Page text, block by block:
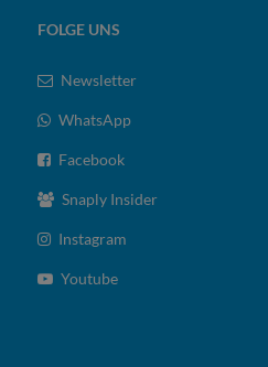
FOLGE UNS
Newsletter
WhatsApp
Facebook
Snaply Insider
Instagram
Youtube